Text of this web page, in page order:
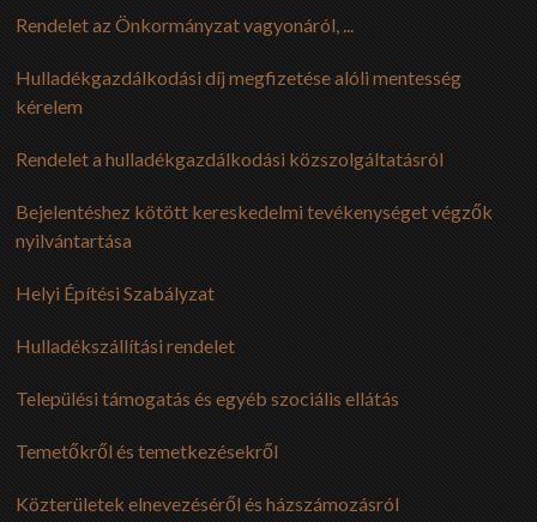
Rendelet az Önkormányzat vagyonáról, ...
Hulladékgazdálkodási díj megfizetése alóli mentesség
kérelem
Rendelet a hulladékgazdálkodási közszolgáltatásról
Bejelentéshez kötött kereskedelmi tevékenységet végzők
nyilvántartása
Helyi Építési Szabályzat
Hulladékszállítási rendelet
Települési támogatás és egyéb szociális ellátás
Temetőkről és temetkezésekről
Közterületek elnevezéséről és házszámozásról